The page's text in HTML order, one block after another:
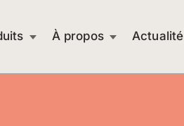
À propos Actualité